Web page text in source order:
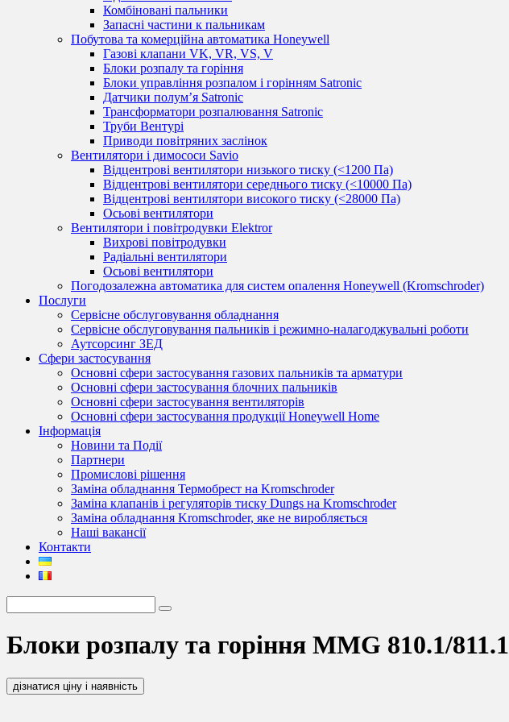
Комбіновані пальники
Запасні частини к пальникам
Побутова та комерційна автоматика Honeywell
Газові клапани VK, VR, VS, V
Блоки розпалу та горіння
Блоки управління розпалом і горінням Satronic
Датчики полум’я Satronic
Трансформатори розпалювання Satronic
Труби Вентурі
Приводи повітряних заслінок
Вентилятори і димососи Savio
Відцентрові вентилятори низького тиску (<1200 Па)
Відцентрові вентилятори середнього тиску (<10000 Па)
Відцентрові вентилятори високого тиску (<28000 Па)
Осьові вентилятори
Вентилятори і повітродувки Elektror
Вихрові повітродувки
Радіальні вентилятори
Осьові вентилятори
Погодозалежна автоматика для систем опалення Honeywell (Kromschroder)
Послуги
Сервісне обслуговування обладнання
Сервісне обслуговування пальників і режимно-налагоджувальні роботи
Аутсорсинг ЗЕД
Сфери застосування
Основні сфери застосування газових пальників та арматури
Основні сфери застосування блочних пальників
Основні сфери застосування вентиляторів
Основні сфери застосування продукції Honeywell Home
Інформація
Новини та Події
Партнери
Промислові рішення
Заміна обладнання Термобрест на Kromschroder
Заміна клапанів і регуляторів тиску Dungs на Kromschroder
Заміна обладнання Kromschroder, яке не виробляється
Наші вакансії
Контакти
Блоки розпалу та горіння MMG 810.1/811.1
дізнатися ціну і наявність